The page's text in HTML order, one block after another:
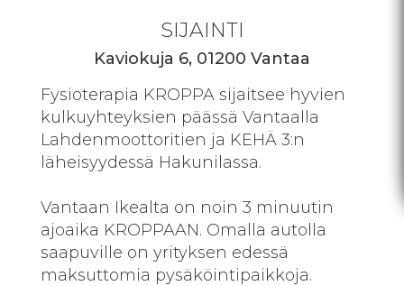
SIJAINTI
Kaviokuja 6, 01200 Vantaa
Fysioterapia KROPPAsijaitsee hyvien
kulkuyhteyksien päässä Vantaalla
Lahdenmoottoritien ja KEHÄ 3:n
läheisyydessä Hakunilassa.
Vantaan Ikealta on noin 3 minuutin
ajoaika KROPPAAN. Omalla autolla
saapuville on yrityksen edessä
maksuttomia pysäköintipaikkoja.